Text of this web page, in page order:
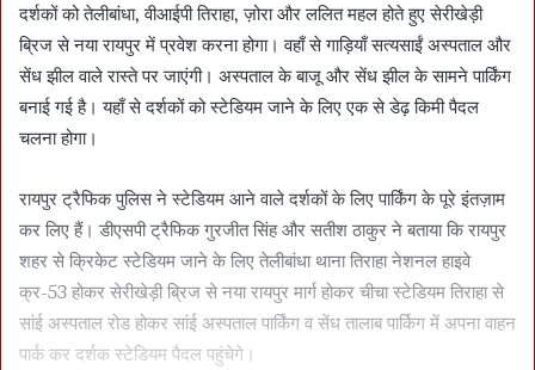
दर्शकों को तेलीबांधा, वीआईपी तिराहा, ज़ोरा और ललित महल होते हुए सेरीखेड़ी
ब्रिज से नया रायपुर में प्रवेश करना होगा। वहाँ से गाड़ियाँ सत्यसाईं अस्पताल और
सेंध झील वाले रास्ते पर जाएंगी। अस्पताल के बाजू और सेंध झील के सामने पार्किंग
बनाई गई है। यहाँ से दर्शकों को स्टेडियम जाने के लिए एक से डेढ़ किमी पैदल
चलना होगा।
रायपुर ट्रैफिक पुलिस ने स्टेडियम आने वाले दर्शकों के लिए पार्किंग के पूरे इंतज़ाम
कर लिए हैं। डीएसपी ट्रैफिक गुरजीत सिंह और सतीश ठाकुर ने बताया कि रायपुर
शहर से क्रिकेट स्टेडियम जाने के लिए तेलीबांधा थाना तिराहा नेशनल हाइवे
क्र-53 होकर सेरीखेड़ी ब्रिज से नया रायपुर मार्ग होकर चीचा स्टेडियम तिराहा से
सांई अस्पताल रोड होकर सांई अस्पताल पार्किंग व सेंध तालाब पार्किग में अपना वाहन
पार्क कर दर्शक स्टेडियम पैदल पहुंचेगे।